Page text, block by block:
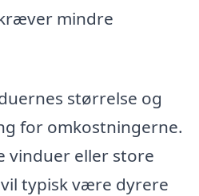
mindre
størrelse og
for omkostningerne.
vinduer eller store
typisk være dyrere